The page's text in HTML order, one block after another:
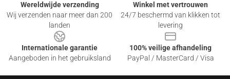
Wereldwijde verzending
Wij verzenden naar meer dan 200
landen
Winkel met vertrouwen
24/7 beschermd van klikken tot
levering
Internationale garantie
Aangeboden in het gebruiksland
100% veilige afhandeling
PayPal / MasterCard / Visa